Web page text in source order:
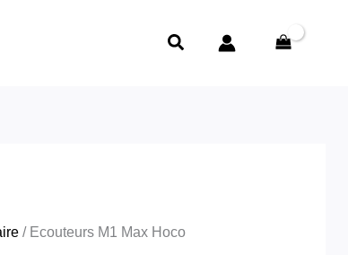
Rechercher
/ Ecouteurs M1 Max Hoco